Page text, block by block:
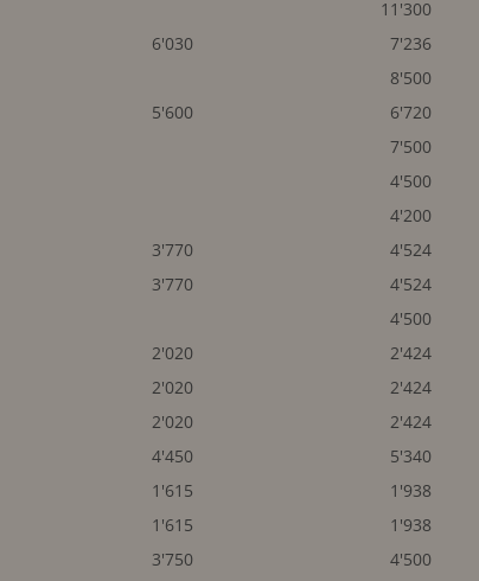
11'300
6'030
7'236
8'500
5'600
6'720
7'500
4'500
4'200
3'770
4'524
3'770
4'524
4'500
2'020
2'424
2'020
2'424
2'020
2'424
4'450
5'340
1'615
1'938
1'615
1'938
3'750
4'500